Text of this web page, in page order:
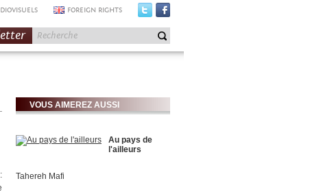
FOREIGN RIGHTS
VOUS AIMEREZ AUSSI
Au pays de
l'ailleurs
Tahereh Mafi